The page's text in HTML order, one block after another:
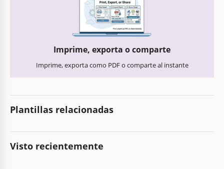
Imprime, exporta o comparte
Imprime, exporta como PDF o comparte al instante
Plantillas relacionadas
Visto recientemente